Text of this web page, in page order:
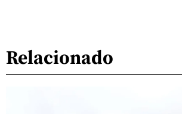
Relacionado